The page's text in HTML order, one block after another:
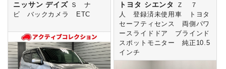
ニッサン デイズ Ｓ ナ
ビ バックカメラ ETC
トヨタ シエンタ
Ｚ ７
人 登録済未使用車 トヨタ
セーフティセンス 両側パワ
ースライドドア ブラインド
スポットモニター 純正10.5
インチ